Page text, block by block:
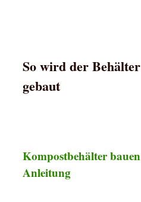
So wird der Behälter
gebaut
Kompostbehälter bauen
Anleitung